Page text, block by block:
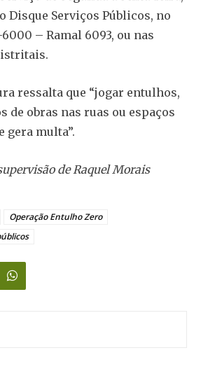
Disque Serviços Públicos, no
– Ramal 6093, ou nas
ressalta que “jogar entulhos,
de obras nas ruas ou espaços
gera multa”.
de Raquel Morais
Operação Entulho Zero